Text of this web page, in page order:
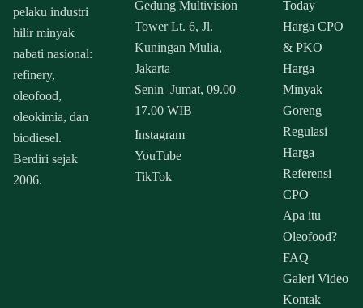
pelaku industri
hilir minyak
nabati nasional:
refinery,
oleofood,
oleokimia, dan
biodiesel.
Berdiri sejak
2006.
Gedung Multivision
Tower Lt. 6, Jl.
Kuningan Mulia,
Jakarta
Senin–Jumat, 09.00–
17.00 WIB
Instagram
YouTube
TikTok
Today
Harga CPO
& PKO
Harga
Minyak
Goreng
Regulasi
Harga
Referensi
CPO
Apa itu
Oleofood?
FAQ
Galeri Video
Kontak